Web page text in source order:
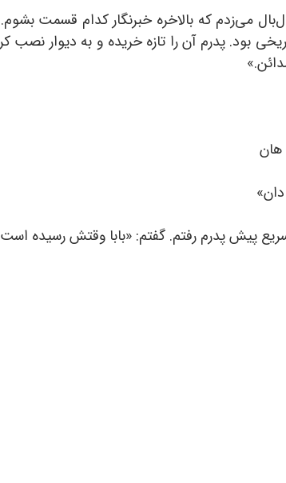
می‌زدم که بالاخره خبرنگار کدام قسمت
بود. پدرم آن را تازه خریده و به دیوار
پیش پدرم رفتم. گفتم: «بابا وقتش رسیده